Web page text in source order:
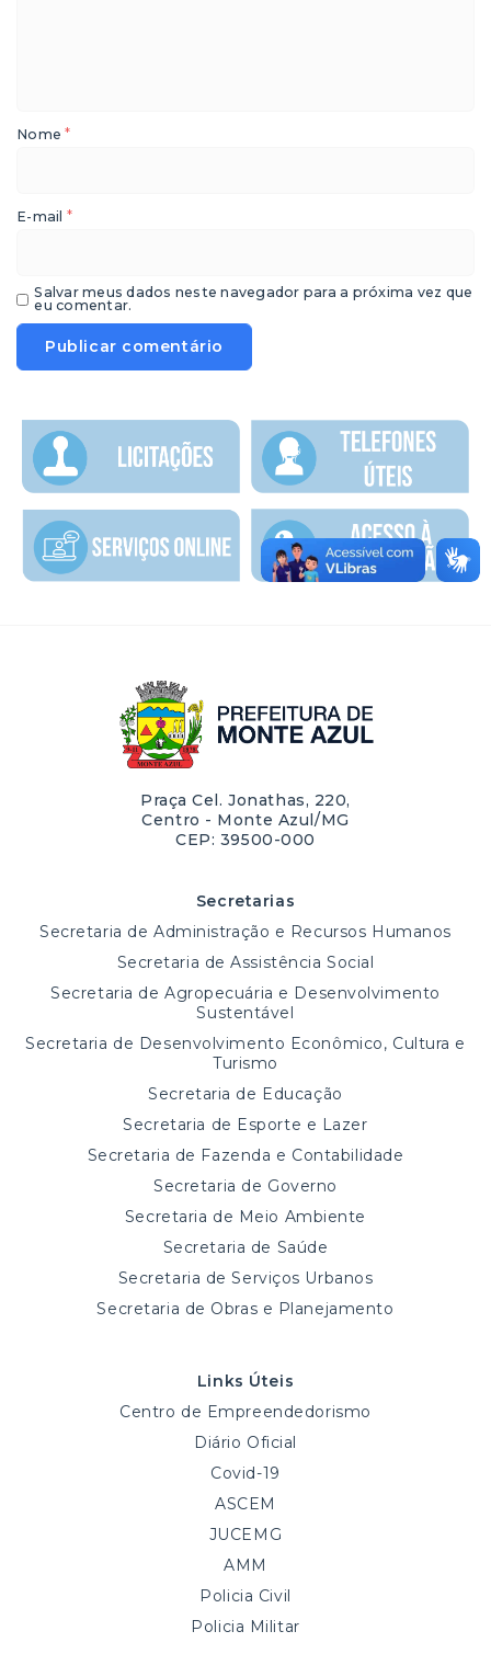
Nome*
E-mail *
Salvar meus dados neste navegador para a próxima vez que
eu comentar.
Praça Cel. Jonathas, 220,
Centro - Monte Azul/MG
CEP: 39500-000
Secretarias
Secretaria de Administração e Recursos Humanos
Secretaria de Assistência Social
Secretaria de Agropecuária e Desenvolvimento
Sustentável
Secretaria de Desenvolvimento Econômico, Cultura e
Turismo
Secretaria de Educação
Secretaria de Esporte e Lazer
Secretaria de Fazenda e Contabilidade
Secretaria de Governo
Secretaria de Meio Ambiente
Secretaria de Saúde
Secretaria de Serviços Urbanos
Secretaria de Obras e Planejamento
Links Úteis
Centro de Empreendedorismo
Diário Oficial
Covid-19
ASCEM
JUCEMG
AMM
Policia Civil
Policia Militar